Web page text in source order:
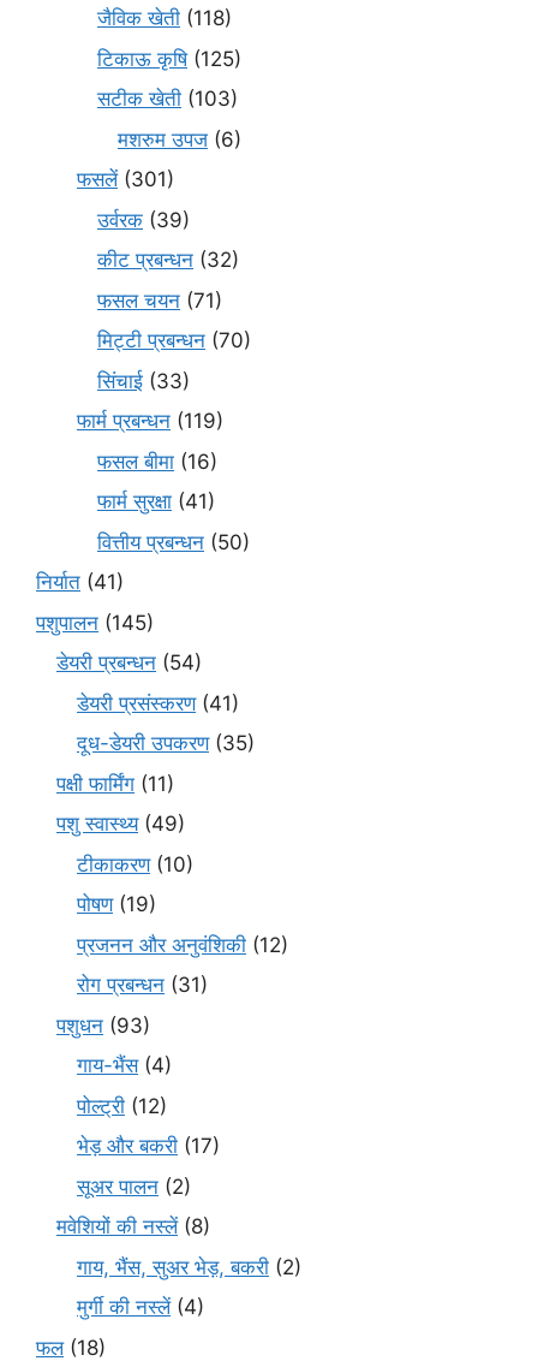
जैविक खेती (118)
टिकाऊ कृषि(125)
सटीक खेती (103)
मशरुम उपज (6)
फसलें(301)
उर्वरक (39)
कीट प्रबन्धन (32)
फसल चयन (71)
मि‌ट्टी प्रबन्धन (70)
सिंचाई (33)
फार्म प्रबन्धन (119)
फसल बीमा (16)
फार्म सुरक्षा (41)
वित्तीय प्रबन्धन (50)
निर्यात (41)
पशुपालन (145)
डेयरी प्रबन्धन (54)
डेयरी प्रसंस्करण(41)
दूध-डेयरी उपकरण(35)
पक्षी फार्मिंग (11)
पशु स्वास्थ्य(49)
टीकाकरण(10)
पोषण(19)
प्रजनन और अनुवंशिकी (12)
रोग प्रबन्धन (31)
पशुधन (93)
गाय-भैंस(4)
पोल्ट्री (12)
भेड़ और बकरी (17)
सूअर पालन (2)
मवेशियों की नस्लें(8)
गाय, भैंस, सुअर भेड़, बकरी (2)
मुर्गी की नस्लें(4)
फल(18)